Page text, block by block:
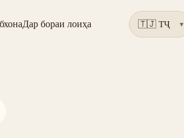
Дар бораи лоиҳа ▾